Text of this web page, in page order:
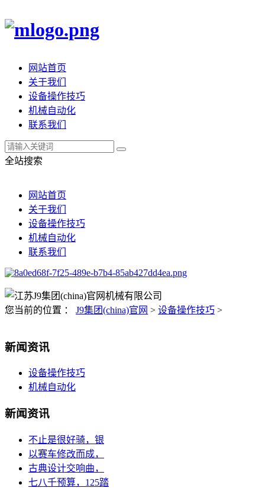
网站首页
关于我们
设备操作技巧
机械自动化
联系我们
全站搜索
网站首页
关于我们
设备操作技巧
机械自动化
联系我们
您当前的位置 ： J9集团(china)官网 > 设备操作技巧 >
新闻资讯
设备操作技巧
机械自动化
新闻资讯
不止是很好骑，银
以赛车修改而成，
古典设计交响曲，
七八千预算，125踏